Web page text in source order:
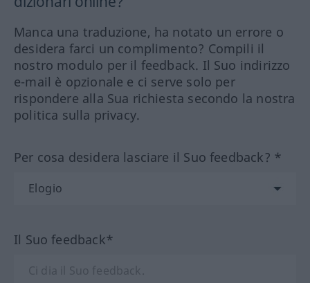
Manca una traduzione, ha notato un errore o
desidera farci un complimento? Compili il
nostro modulo per il feedback. Il Suo indirizzo
e-mail è opzionale e ci serve solo per
rispondere alla Sua richiesta secondo la nostra
politica sulla privacy.
Per cosa desidera lasciare il Suo feedback? *
Il Suo feedback*